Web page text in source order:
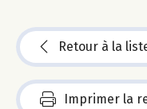
Retour à la
Imprimer la